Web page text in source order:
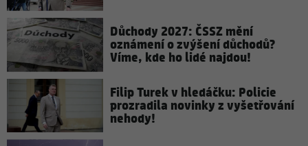
Důchody 2027: ČSSZ mění
oznámení o zvýšení důchodů?
Víme, kde ho lidé najdou!
Filip Turek v hledáčku: Policie
prozradila novinky z vyšetřování
nehody!